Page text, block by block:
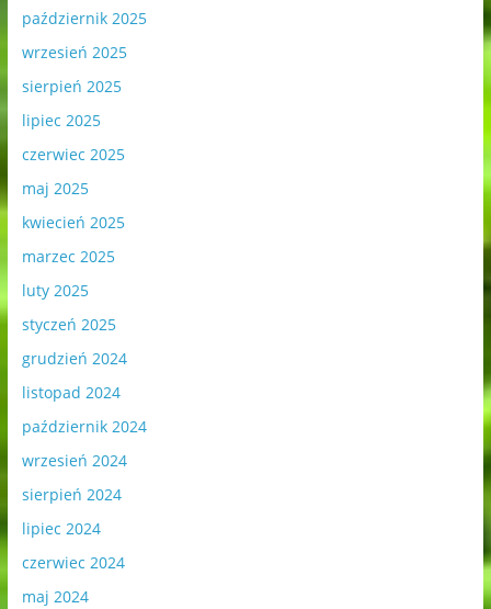
październik 2025
wrzesień 2025
sierpień 2025
lipiec 2025
czerwiec 2025
maj 2025
kwiecień 2025
marzec 2025
luty 2025
styczeń 2025
grudzień 2024
listopad 2024
październik 2024
wrzesień 2024
sierpień 2024
lipiec 2024
czerwiec 2024
maj 2024